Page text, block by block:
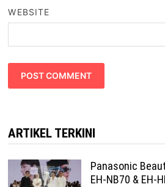
WEBSITE
ARTIKEL TERKINI
Panasonic
EH-NB70 & EH-